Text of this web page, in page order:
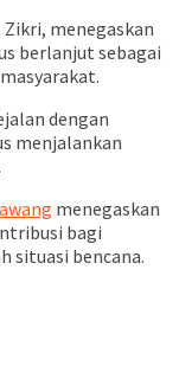
Zikri, menegaskan
berlanjut sebagai
dengan
menjalankan
menegaskan
bagi
situasi bencana.